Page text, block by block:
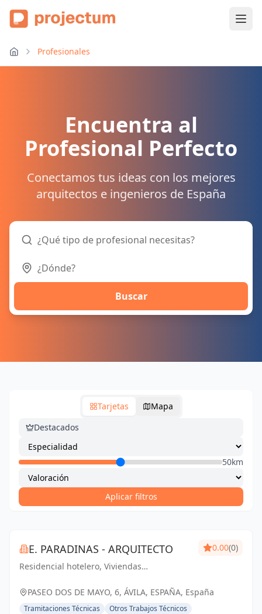
Profesionales
Encuentra al
Profesional Perfecto
Conectamos tus ideas con los mejores
arquitectos e ingenieros de España
Buscar
Tarjetas
Mapa
Destacados
50km
Aplicar filtros
E. PARADINAS - ARQUITECTO
Residencial hotelero, Viviendas
Rehabilitación, Viviendas protegidas.
0.00(0)
PASEO DOS DE MAYO, 6, ÁVILA, ESPAÑA, España
Tramitaciones Técnicas
Otros Trabajos Técnicos